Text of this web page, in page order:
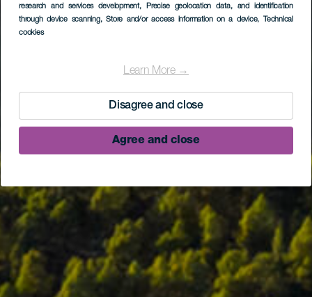
research and services development, Precise geolocation data, and identification
through device scanning, Store and/or access information on a device, Technical
cookies
Learn More →
Disagree and close
Agree and close